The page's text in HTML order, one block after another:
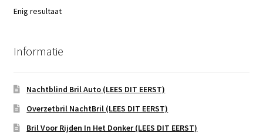
Enig resultaat
Informatie
Nachtblind Bril Auto (LEES DIT EERST)
Overzetbril NachtBril (LEES DIT EERST)
Bril Voor Rijden In Het Donker (LEES DIT EERST)